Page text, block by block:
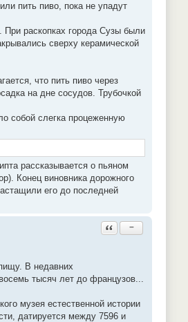
пить пиво, пока не упадут
При раскопках города Сузы были
сверху керамической
что пить пиво через
на дне сосудов. Трубочкой
собой слегка процеженную
рассказывается о пьяном
Конец виновника дорожного
его до последней
Ответить с цитатой
−
В недавних
тысяч лет до французов...
музея естественной истории
датируется между 7596 и